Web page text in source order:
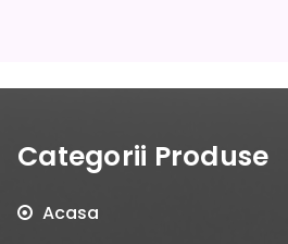
Categorii Produse
Acasa